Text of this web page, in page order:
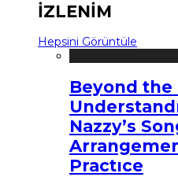
İZLENİM
Hepsini Görüntüle
Beyond the
Nazzy’s
Practıce